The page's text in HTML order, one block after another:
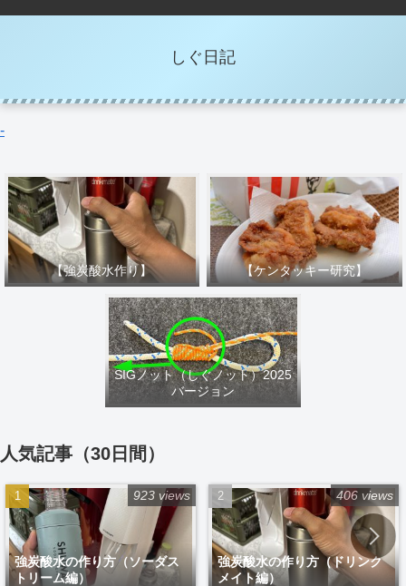
しぐ日記
-
【強炭酸水作り】 【ケンタッキー研究】
SIGノット（しぐノット）2025
バージョン
人気記事（30日間）
強炭酸水の作り方（ソーダス
トリーム編）
923 views
強炭酸水の作り方（ドリンク
メイト編）
406 views